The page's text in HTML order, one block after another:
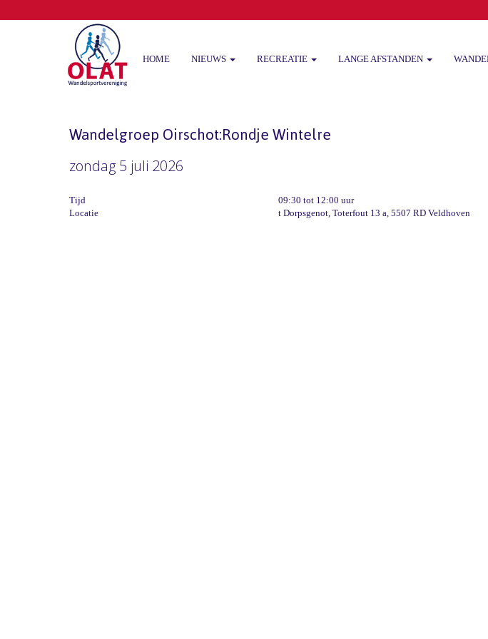
HOME NIEUWS RECREATIE LANGE AFSTANDEN
Wandelgroep Oirschot:Rondje Wintelre
zondag 5 juli 2026
Tijd
09:30 tot 12:00 uur
Locatie
t Dorpsgenot, Toterfout 13 a, 5507 RD Veldhoven